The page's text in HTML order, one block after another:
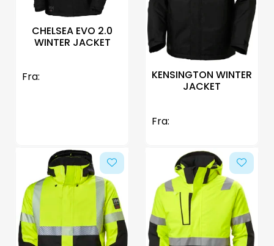
CHELSEA EVO 2.0
WINTER JACKET
Fra:
KENSINGTON WINTER
JACKET
Fra: